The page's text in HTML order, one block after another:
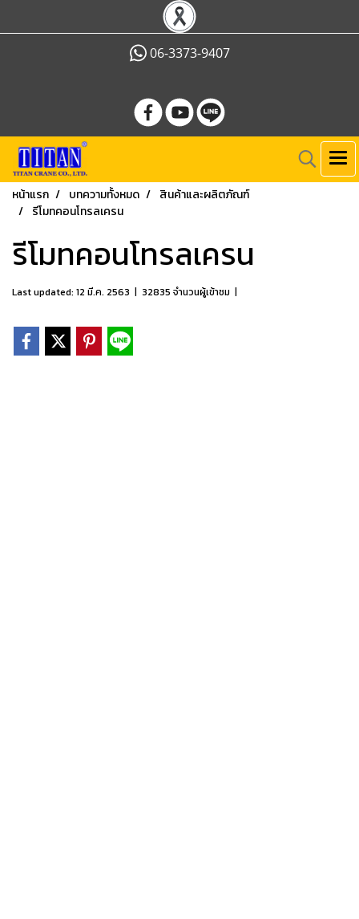
06-3373-9407
หน้าแรก บทความทั้งหมด
สินค้าและผลิตภัณฑ์
รีโมทคอนโทรลเครน
รีโมทคอนโทรลเครน
Last updated: 12 มี.ค. 2563 | 32835 จำนวนผู้เข้าชม |